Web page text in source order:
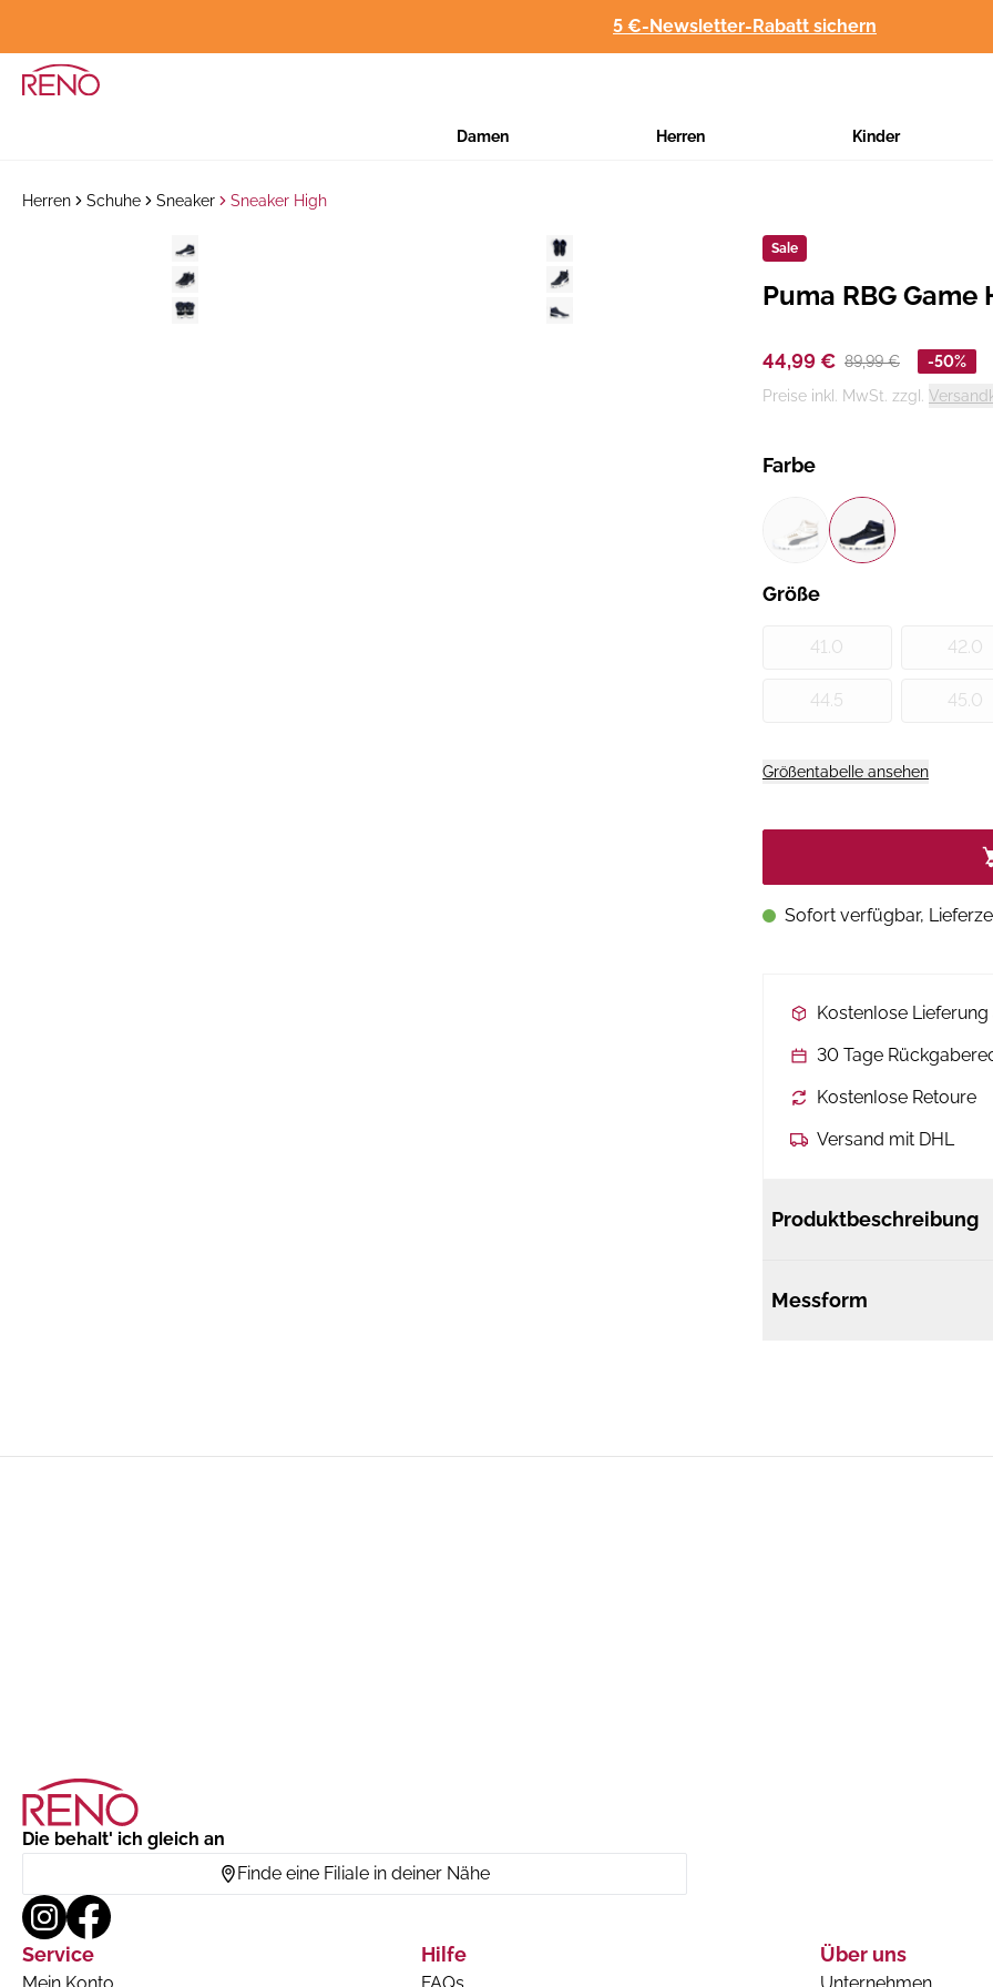
5 €-Newsletter-Rabatt sichern
Damen Herren Kinder
Herren Schuhe Sneaker Sneaker High
Sale
Hersteller:
Puma RBG
44,99 € 89,99 €
-50%
Preise inkl. MwSt. zzgl.
Farbe
Größe
41.0 42.0
44.5 45.0
Größentabelle ansehen
Sofort verfügbar,
Kostenlose
30 Tage
Kostenlose Retoure
Versand mit DHL
Produktbeschreibung
Messform
Die behalt' ich gleich an
Finde eine Filiale in deiner Nähe
Service Hilfe Über uns